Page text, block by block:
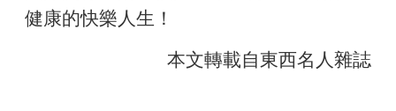
健康的快樂人生！
本文轉載自東西名人雜誌